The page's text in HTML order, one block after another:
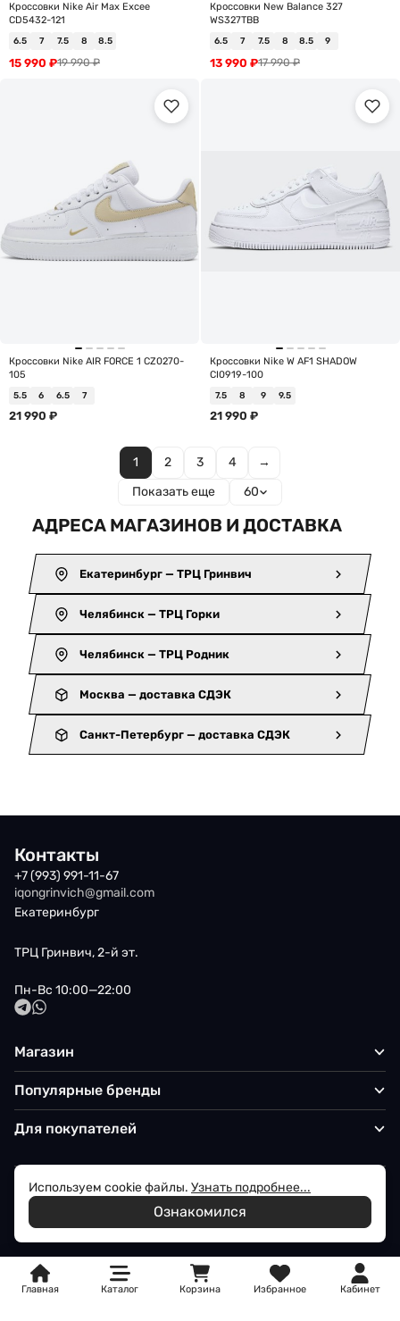
Кроссовки Nike Air Max Excee
CD5432-121
6.5 7 7.5 8 8.5
19 990₽
15 990 ₽
Кроссовки New Balance 327
WS327TBB
6.5 7 7.5 8 8.5 9
17 990₽
13 990 ₽
Кроссовки Nike AIR FORCE 1 CZ0270-
105
5.5 6 6.5 7
21 990 ₽
Кроссовки Nike W AF1 SHADOW
CI0919-100
7.5 8 9 9.5
21 990 ₽
1 2 3 4
→
Показать еще
60
АДРЕСА МАГАЗИНОВ И ДОСТАВКА
Екатеринбург — ТРЦ Гринвич
Челябинск — ТРЦ Горки
Челябинск — ТРЦ Родник
Москва — доставка СДЭК
Санкт-Петербург — доставка СДЭК
Главная Каталог Корзина Избранное Кабинет
Контакты
+7 (993) 991-11-67
iqongrinvich@gmail.com
Екатеринбург
ТРЦ Гринвич, 2-й эт.
Пн-Вс 10:00—22:00
Магазин
Популярные бренды
Для покупателей
© 2026 Iqon - Магазин вашего стиля
Политика обработки персональных данных
Используем cookie файлы. Узнать подробнее...
Ознакомился